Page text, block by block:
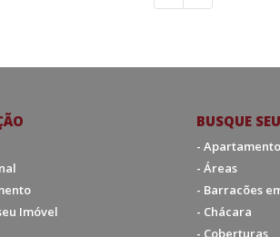
Imóvel
BUSQUE
-
- Áreas
- Barracões
- Chácara
- Coberturas